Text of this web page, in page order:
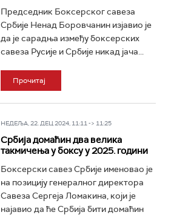
Председник Боксерског савеза
Србије Ненад Боровчанин изјавио је
да је сарадња између боксерских
савеза Русије и Србије никад јача...
Прочитај
НЕДЕЉА, 22. ДЕЦ 2024, 11:11 -> 11:25
Србија домаћин два велика
такмичења у боксу у 2025. години
Боксерски савез Србије именовао је
на позицију генералног директора
Савеза Сергеја Ломакина, који је
најавио да ће Србија бити домаћин